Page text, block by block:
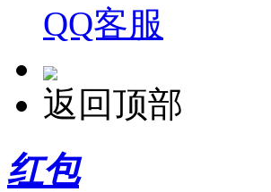
QQ客服
返回顶部
红包